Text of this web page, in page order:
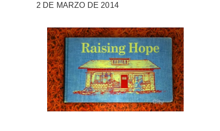
2 DE MARZO DE 2014